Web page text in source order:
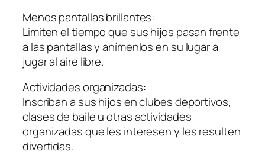
Menos pantallas brillantes:
Limiten el tiempo que sus hijos pasan frente
a las pantallas y anímenlos en su lugar a
jugar al aire libre.
Actividades organizadas:
Inscriban a sus hijos en clubes deportivos,
clases de baile u otras actividades
organizadas que les interesen y les resulten
divertidas.